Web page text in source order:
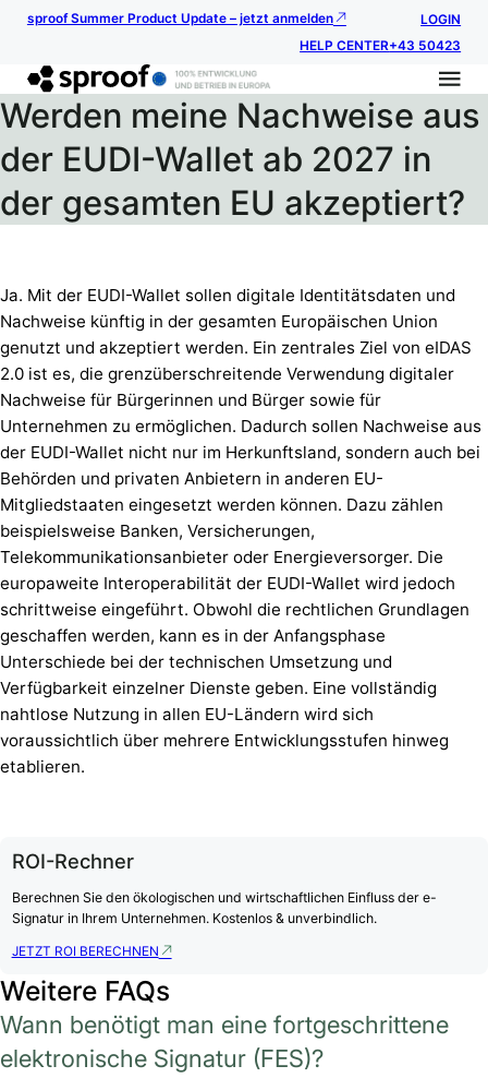
sproof Summer Product Update – jetzt anmelden
LOGIN
HELP CENTER+43 50423
Werden meine Nachweise aus
der EUDI-Wallet ab 2027 in
der gesamten EU akzeptiert?
Ja. Mit der EUDI-Wallet sollen digitale Identitätsdaten und
Nachweise künftig in der gesamten Europäischen Union
genutzt und akzeptiert werden. Ein zentrales Ziel von eIDAS
2.0 ist es, die grenzüberschreitende Verwendung digitaler
Nachweise für Bürgerinnen und Bürger sowie für
Unternehmen zu ermöglichen. Dadurch sollen Nachweise aus
der EUDI-Wallet nicht nur im Herkunftsland, sondern auch bei
Behörden und privaten Anbietern in anderen EU-
Mitgliedstaaten eingesetzt werden können. Dazu zählen
beispielsweise Banken, Versicherungen,
Telekommunikationsanbieter oder Energieversorger. Die
europaweite Interoperabilität der EUDI-Wallet wird jedoch
schrittweise eingeführt. Obwohl die rechtlichen Grundlagen
geschaffen werden, kann es in der Anfangsphase
Unterschiede bei der technischen Umsetzung und
Verfügbarkeit einzelner Dienste geben. Eine vollständig
nahtlose Nutzung in allen EU-Ländern wird sich
voraussichtlich über mehrere Entwicklungsstufen hinweg
etablieren.
ROI-Rechner
Berechnen Sie den ökologischen und wirtschaftlichen Einfluss der e-
Signatur in Ihrem Unternehmen. Kostenlos & unverbindlich.
JETZT ROI BERECHNEN
Weitere FAQs
Wann benötigt man eine fortgeschrittene
elektronische Signatur (FES)?